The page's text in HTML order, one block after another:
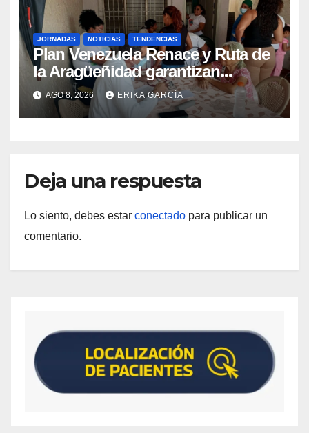
JORNADAS NOTICIAS TENDENCIAS
Plan Venezuela Renace y Ruta de
la Aragüeñidad garantizan
atención médica integral en
Aragua
AGO 8, 2026 ERIKA GARCÍA
Deja una respuesta
Lo siento, debes estar conectado para publicar un
comentario.